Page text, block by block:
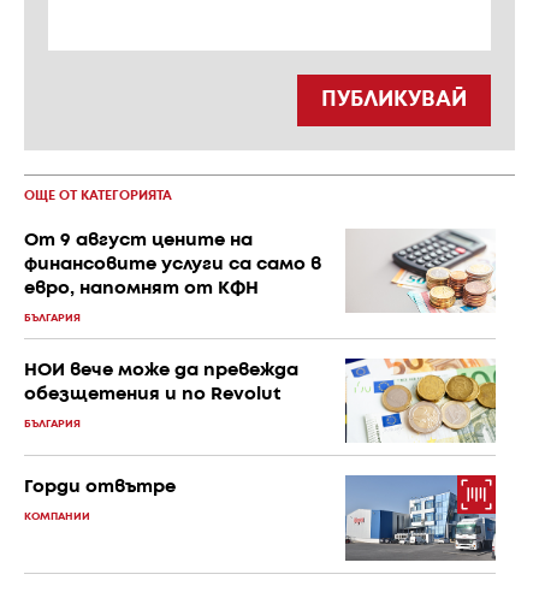
ПУБЛИКУВАЙ
ОЩЕ ОТ КАТЕГОРИЯТА
От 9 август цените на
финансовите услуги са само в
евро, напомнят от КФН
БЪЛГАРИЯ
НОИ вече може да превежда
обезщетения и по Revolut
БЪЛГАРИЯ
Горди отвътре
КОМПАНИИ